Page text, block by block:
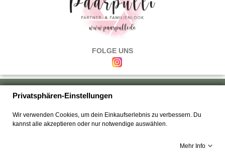
FOLGE UNS
Über uns|Versand & Zahlung|Umtausch & Rückgabe
Kontakt
Privatsphären-Einstellungen
Wir verwenden Cookies, um dein Einkaufserlebnis zu verbessern. Du
kannst alle akzeptieren oder nur notwendige auswählen.
Mehr Info